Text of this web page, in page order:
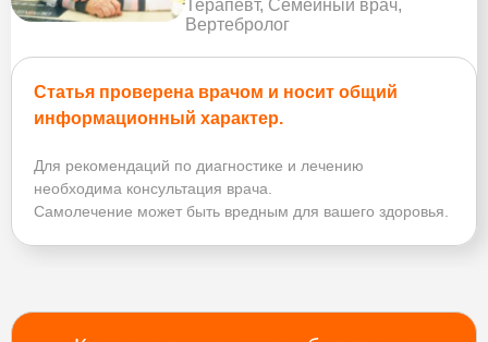
Терапевт, Семейный врач,
Вертебролог
Статья проверена врачом и носит общий
информационный характер.
Для рекомендаций по диагностике и лечению
необходима консультация врача.
Самолечение может быть вредным для вашего здоровья.